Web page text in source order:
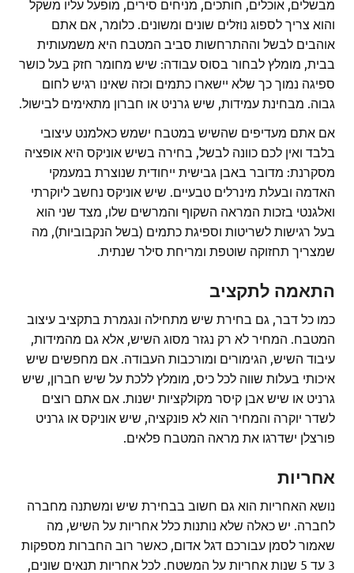
מבשלים, אוכלים, חותכים, מניחים סירים, מופעל עליו משקל
והוא צריך לספוג נוזלים שונים ומשונים. כלומר, אם אתם
אוהבים לבשל וההתרחשות סביב המטבח היא משמעותית
בבית, מומלץ לבחור בסוס עבודה: שיש מחומר חזק בעל כושר
ספיגה נמוך כך שלא יישארו כתמים וכזה שאינו רגיש לחום
גבוה. מבחינת עמידות, שיש גרניט או חברון מתאימים לבישול.
אם אתם מעדיפים שהשיש במטבח ישמש כאלמנט עיצובי
בלבד ואין לכם כוונה לבשל, בחירה בשיש אוניקס היא אופציה
מסקרנת: מדובר באבן גבישית ייחודית שנוצרת במעמקי
האדמה ובעלת מינרלים טבעיים. שיש אוניקס נחשב ליוקרתי
ואלגנטי בזכות המראה השקוף והמרשים שלו, מצד שני הוא
בעל רגישות לשריטות וספיגת כתמים (בשל הנקבוביות), מה
שמצריך תחזוקה שוטפת ומריחת סילר שנתית.
התאמה לתקציב
כמו כל דבר, גם בחירת שיש מתחילה ונגמרת בתקציב עיצוב
המטבח. המחיר לא רק נגזר מסוג השיש, אלא גם מהמידות,
עיבוד השיש, הגימורים ומורכבות העבודה. אם מחפשים שיש
איכותי בעלות שווה לכל כיס, מומלץ ללכת על שיש חברון, שיש
גרניט או שיש אבן קיסר מקולקציות ישנות. אם אתם רוצים
לשדר יוקרה והמחיר הוא לא פונקציה, שיש אוניקס או גרניט
פורצלן ישדרגו את מראה המטבח פלאים.
אחריות
נושא האחריות הוא גם חשוב בבחירת שיש ומשתנה מחברה
לחברה. יש כאלה שלא נותנות כלל אחריות על השיש, מה
שאמור לסמן עבורכם דגל אדום, כאשר רוב החברות מספקות
3 עד 5 שנות אחריות על המשטח. לכל אחריות תנאים שונים,